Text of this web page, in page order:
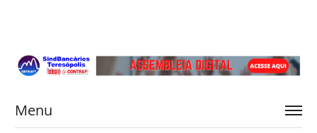
Menu